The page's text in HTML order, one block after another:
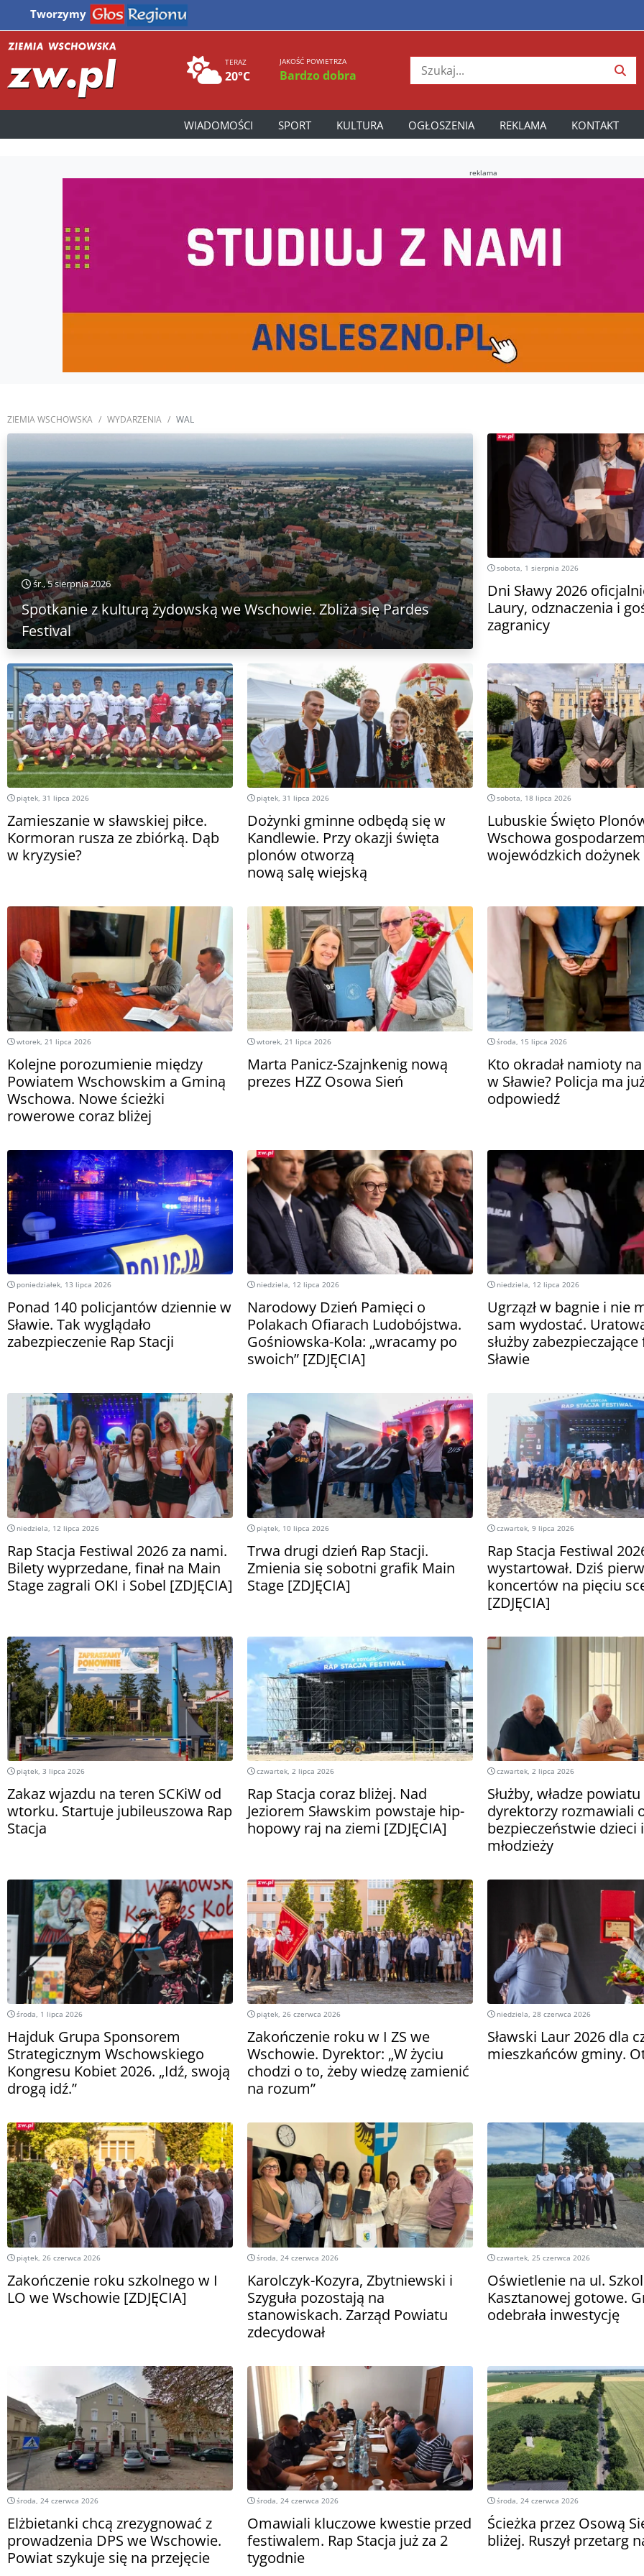
Tworzymy
TERAZ
20°C
JAKOŚĆ POWIETRZA
Bardzo dobra
WIADOMOŚCI SPORT KULTURA OGŁOSZENIA REKLAMA KONTAKT
reklama
ZIEMIA WSCHOWSKA WYDARZENIA WAL
śr., 5 sierpnia 2026
Spotkanie z kulturą żydowską we Wschowie. Zbliża się Pardes
Festival
sobota, 1 sierpnia 2026
Dni Sławy 2026
Laury, odznaczenia i
zagranicy
piątek, 31 lipca 2026
Zamieszanie w sławskiej piłce.
Kormoran rusza ze zbiórką. Dąb
w kryzysie?
piątek, 31 lipca 2026
Dożynki gminne odbędą się w
Kandlewie. Przy okazji święta
plonów otworzą
nową salę wiejską
sobota, 18 lipca 2026
Lubuskie Święto
Wschowa
wojewódzkich dożynek
wtorek, 21 lipca 2026
Kolejne porozumienie między
Powiatem Wschowskim a Gminą
Wschowa. Nowe ścieżki
rowerowe coraz bliżej
wtorek, 21 lipca 2026
Marta Panicz-Szajnkenig nową
prezes HZZ Osowa Sień
środa, 15 lipca 2026
Kto okradał namioty
w Sławie? Policja ma
odpowiedź
poniedziałek, 13 lipca 2026
Ponad 140 policjantów dziennie w
Sławie. Tak wyglądało
zabezpieczenie Rap Stacji
niedziela, 12 lipca 2026
Narodowy Dzień Pamięci o
Polakach Ofiarach Ludobójstwa.
Gośniowska-Kola: „wracamy po
swoich” [ZDJĘCIA]
niedziela, 12 lipca 2026
Ugrzązł w bagnie i nie
sam wydostać.
służby
Sławie
niedziela, 12 lipca 2026
Rap Stacja Festiwal 2026 za nami.
Bilety wyprzedane, finał na Main
Stage zagrali OKI i Sobel [ZDJĘCIA]
piątek, 10 lipca 2026
Trwa drugi dzień Rap Stacji.
Zmienia się sobotni grafik Main
Stage [ZDJĘCIA]
czwartek, 9 lipca 2026
Rap Stacja Festiwal
wystartował. Dziś
koncertów na pięciu
[ZDJĘCIA]
piątek, 3 lipca 2026
Zakaz wjazdu na teren SCKiW od
wtorku. Startuje jubileuszowa Rap
Stacja
czwartek, 2 lipca 2026
Rap Stacja coraz bliżej. Nad
Jeziorem Sławskim powstaje hip-
hopowy raj na ziemi [ZDJĘCIA]
czwartek, 2 lipca 2026
Służby, władze
dyrektorzy rozmawiali
bezpieczeństwie dzieci i
młodzieży
środa, 1 lipca 2026
Hajduk Grupa Sponsorem
Strategicznym Wschowskiego
Kongresu Kobiet 2026. „Idź, swoją
drogą idź.”
piątek, 26 czerwca 2026
Zakończenie roku w I ZS we
Wschowie. Dyrektor: „W życiu
chodzi o to, żeby wiedzę zamienić
na rozum”
niedziela, 28 czerwca 2026
Sławski Laur 2026 dla
mieszkańców gminy.
piątek, 26 czerwca 2026
Zakończenie roku szkolnego w I
LO we Wschowie [ZDJĘCIA]
środa, 24 czerwca 2026
Karolczyk-Kozyra, Zbytniewski i
Szyguła pozostają na
stanowiskach. Zarząd Powiatu
zdecydował
czwartek, 25 czerwca 2026
Oświetlenie na ul.
Kasztanowej gotowe.
odebrała inwestycję
środa, 24 czerwca 2026
Elżbietanki chcą zrezygnować z
prowadzenia DPS we Wschowie.
Powiat szykuje się na przejęcie
środa, 24 czerwca 2026
Omawiali kluczowe kwestie przed
festiwalem. Rap Stacja już za 2
tygodnie
środa, 24 czerwca 2026
Ścieżka przez Osową
bliżej. Ruszył przetarg